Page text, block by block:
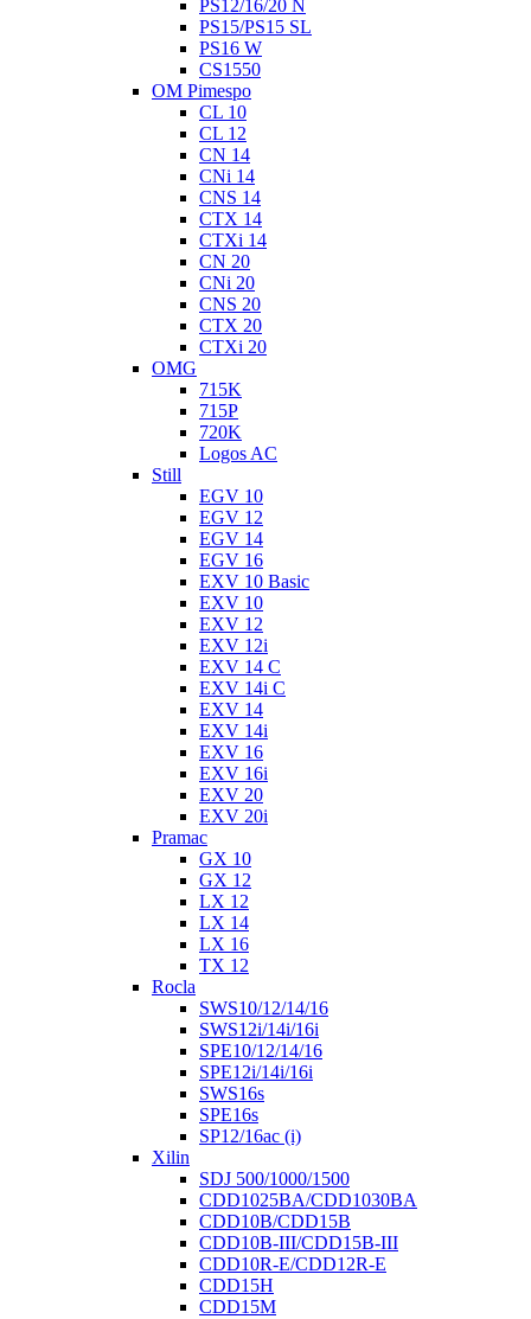
PS12/16/20 N
PS15/PS15 SL
PS16 W
CS1550
OM Pimespo
CL 10
CL 12
CN 14
CNi 14
CNS 14
CTX 14
CTXi 14
CN 20
CNi 20
CNS 20
CTX 20
CTXi 20
OMG
715K
715P
720K
Logos AC
Still
EGV 10
EGV 12
EGV 14
EGV 16
EXV 10 Basic
EXV 10
EXV 12
EXV 12i
EXV 14 C
EXV 14i C
EXV 14
EXV 14i
EXV 16
EXV 16i
EXV 20
EXV 20i
Pramac
GX 10
GX 12
LX 12
LX 14
LX 16
TX 12
Rocla
SWS10/12/14/16
SWS12i/14i/16i
SPE10/12/14/16
SPE12i/14i/16i
SWS16s
SPE16s
SP12/16ac (i)
Xilin
SDJ 500/1000/1500
CDD1025BA/CDD1030BA
CDD10B/CDD15B
CDD10B-III/CDD15B-III
CDD10R-E/CDD12R-E
CDD15H
CDD15M